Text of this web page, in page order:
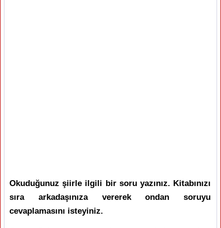
Okuduğunuz şiirle ilgili bir soru yazınız. Kitabınızı
sıra arkadaşınıza vererek ondan soruyu
cevaplamasını isteyiniz.